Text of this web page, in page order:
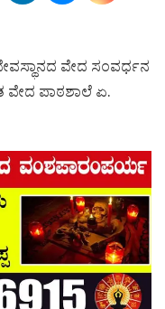
ವೇದ ಸಂವರ್ಧನ
ವೇದ ಪಾಠಶಾಲೆ ಏ.